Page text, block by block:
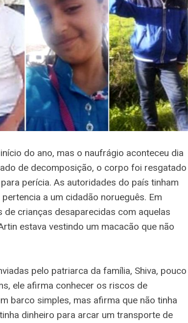
do ano, mas o naufrágio aconteceu dia
de decomposição, o corpo foi resgatado
perícia. As autoridades do país tinham
a um cidadão norueguês. Em
crianças desaparecidas com aquelas
estava vestindo um macacão que não
pelo patriarca da família, Shiva, pouco
ele afirma conhecer os riscos de
barco simples, mas afirma que não tinha
dinheiro para arcar um transporte de